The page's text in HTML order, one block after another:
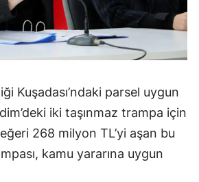
Kuşadası’ndaki parsel uygun
iki taşınmaz trampa için
268 milyon TL’yi aşan bu
kamu yararına uygun